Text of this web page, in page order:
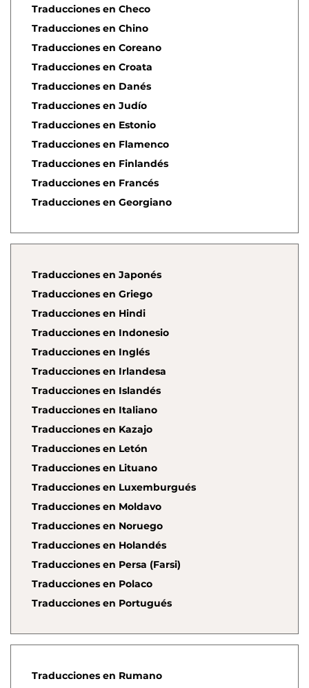
Traducciones en Checo
Traducciones en Chino
Traducciones en Coreano
Traducciones en Croata
Traducciones en Danés
Traducciones en Judío
Traducciones en Estonio
Traducciones en Flamenco
Traducciones en Finlandés
Traducciones en Francés
Traducciones en Georgiano
Traducciones en Japonés
Traducciones en Griego
Traducciones en Hindi
Traducciones en Indonesio
Traducciones en Inglés
Traducciones en Irlandesa
Traducciones en Islandés
Traducciones en Italiano
Traducciones en Kazajo
Traducciones en Letón
Traducciones en Lituano
Traducciones en Luxemburgués
Traducciones en Moldavo
Traducciones en Noruego
Traducciones en Holandés
Traducciones en Persa (Farsi)
Traducciones en Polaco
Traducciones en Portugués
Traducciones en Rumano